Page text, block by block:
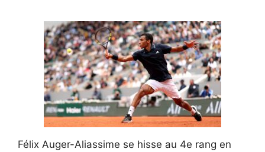
Félix Auger-Aliassime se hisse au 4e rang en